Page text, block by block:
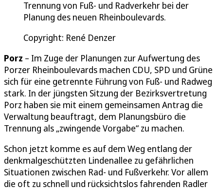
Trennung von Fuß- und Radverkehr bei der
Planung des neuen Rheinboulevards.
Copyright: René Denzer
Porz – Im Zuge der Planungen zur Aufwertung des
Porzer Rheinboulevards machen CDU, SPD und Grüne
sich für eine getrennte Führung von Fuß- und Radweg
stark. In der jüngsten Sitzung der Bezirksvertretung
Porz haben sie mit einem gemeinsamen Antrag die
Verwaltung beauftragt, dem Planungsbüro die
Trennung als „zwingende Vorgabe“ zu machen.
Schon jetzt komme es auf dem Weg entlang der
denkmalgeschützten Lindenallee zu gefährlichen
Situationen zwischen Rad- und Fußverkehr. Vor allem
die oft zu schnell und rücksichtslos fahrenden Radler